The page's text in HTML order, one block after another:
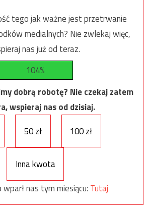
tego jak ważne jest przetrwanie
medialnych? Nie zwlekaj więc,
nas już od teraz.
104%
dobrą robotę? Nie czekaj zatem
wspieraj nas od dzisiaj.
50 zł 100 zł
Inna kwota
nas tym miesiącu: Tutaj